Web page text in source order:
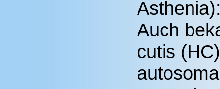
Auch
cutis